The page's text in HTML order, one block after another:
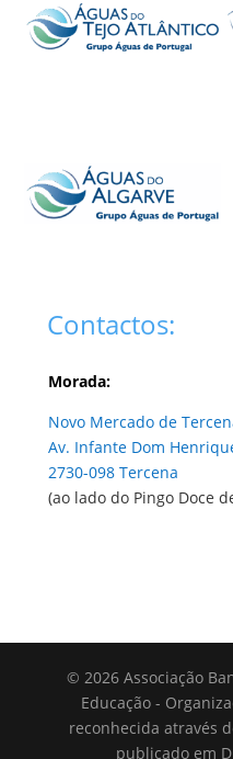
Contactos:
Morada:
Novo Mercado de
Av. Infante Dom
2730-098 Tercena
(ao lado do Pingo Doce
© 2026 Associação
Educação -
reconhecida através
publicado em